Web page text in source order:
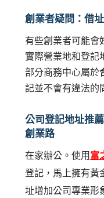
創業者疑問：借
有些創業者可能會
實際營業地和登記
部分商務中心屬於
記並不會有違法的
公司登記地址推
創業路
在家辦公。使用富
登記，馬上擁有黃
址增加公司專業形